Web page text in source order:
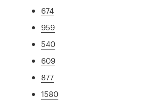
674
959
540
609
877
1580